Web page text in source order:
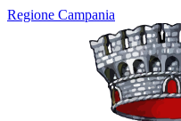
Regione Campania